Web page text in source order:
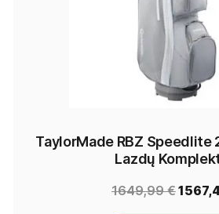
TaylorMade RBZ Speedlite
Lazdų
1649,99€